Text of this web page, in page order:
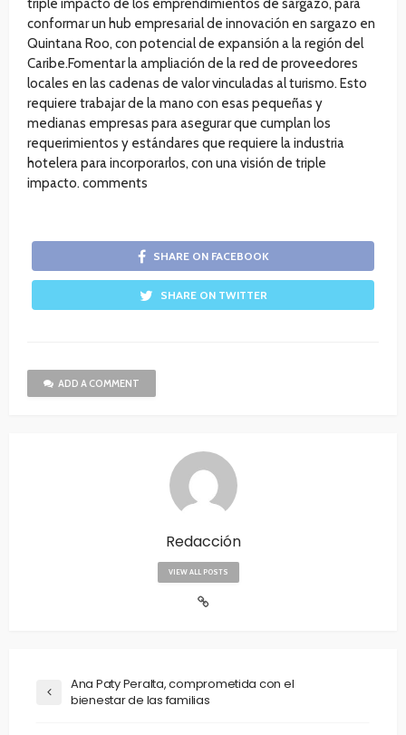
triple impacto de los emprendimientos de sargazo, para
conformar un hub empresarial de innovación en sargazo en
Quintana Roo, con potencial de expansión a la región del
Caribe.Fomentar la ampliación de la red de proveedores
locales en las cadenas de valor vinculadas al turismo. Esto
requiere trabajar de la mano con esas pequeñas y
medianas empresas para asegurar que cumplan los
requerimientos y estándares que requiere la industria
hotelera para incorporarlos, con una visión de triple
impacto. comments
SHARE ON FACEBOOK
SHARE ON TWITTER
ADD A COMMENT
Redacción
VIEW ALL POSTS
Ana Paty Peralta, comprometida con el
bienestar de las familias